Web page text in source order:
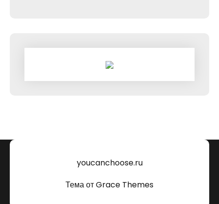
youcanchoose.ru
Тема от Grace Themes